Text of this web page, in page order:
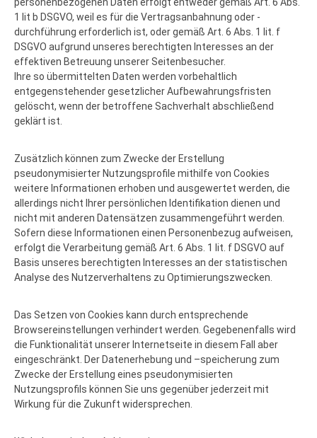
1 lit b DSGVO, weil es für die Vertragsanbahnung oder -
durchführung erforderlich ist, oder gemäß Art. 6 Abs. 1 lit. f
DSGVO aufgrund unseres berechtigten Interesses an der
effektiven Betreuung unserer Seitenbesucher.
Ihre so übermittelten Daten werden vorbehaltlich
entgegenstehender gesetzlicher Aufbewahrungsfristen
gelöscht, wenn der betroffene Sachverhalt abschließend
geklärt ist.
Zusätzlich können zum Zwecke der Erstellung
pseudonymisierter Nutzungsprofile mithilfe von Cookies
weitere Informationen erhoben und ausgewertet werden, die
allerdings nicht Ihrer persönlichen Identifikation dienen und
nicht mit anderen Datensätzen zusammengeführt werden.
Sofern diese Informationen einen Personenbezug aufweisen,
erfolgt die Verarbeitung gemäß Art. 6 Abs. 1 lit. f DSGVO auf
Basis unseres berechtigten Interesses an der statistischen
Analyse des Nutzerverhaltens zu Optimierungszwecken.
Das Setzen von Cookies kann durch entsprechende
Browsereinstellungen verhindert werden. Gegebenenfalls wird
die Funktionalität unserer Internetseite in diesem Fall aber
eingeschränkt. Der Datenerhebung und –speicherung zum
Zwecke der Erstellung eines pseudonymisierten
Nutzungsprofils können Sie uns gegenüber jederzeit mit
Wirkung für die Zukunft widersprechen.